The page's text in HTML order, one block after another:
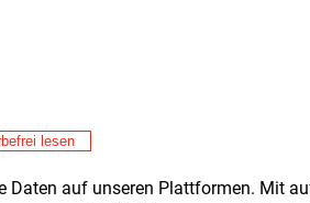
Werbefrei lesen
Daten auf unseren Plattformen. Mit